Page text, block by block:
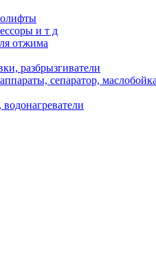
и т д
отжима
разбрызгиватели
сепаратор, маслобойка